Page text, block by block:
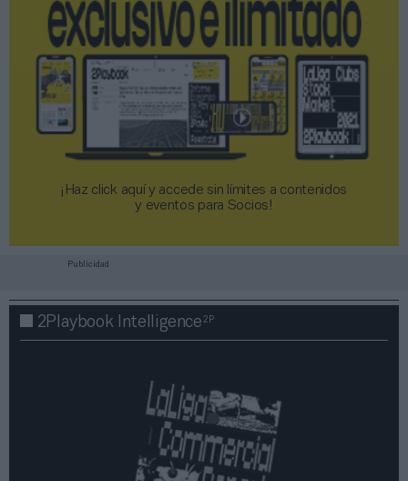
¡Haz click aquí y accede sin límites a contenidos
y eventos para Socios!​​​​​​​
Publicidad
2Playbook Intelligence2P